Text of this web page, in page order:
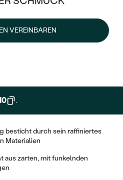
KINDES
VEREINBAREN
von 3 - 4 Wochen.
.
besticht durch sein raffiniertes
Materialien
aus zarten, mit funkelnden